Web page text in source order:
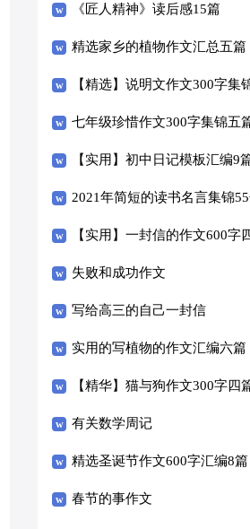
《匠人精神》读后感15篇
精选家乡的植物作文汇总五篇
【精选】说明文作文300字集
七年级珍惜作文300字集锦五
【实用】初中日记模板汇编9
2021年简短的读书名言集锦
【实用】一封信的作文600字
失败和成功作文
写给高三的自己一封信
实用的写植物的作文汇编六篇
【精华】猫与狗作文300字四
有关数学周记
精选圣诞节作文600字汇编8篇
春节的事作文